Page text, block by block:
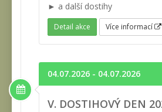
► a další dostihy
Detail akce Více informací
04.07.2026 - 04.07.2026
V. DOSTIHOVÝ DEN